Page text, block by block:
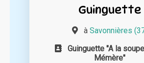
Guinguette
à Savonnières
Guinguette "A la
Mémère"